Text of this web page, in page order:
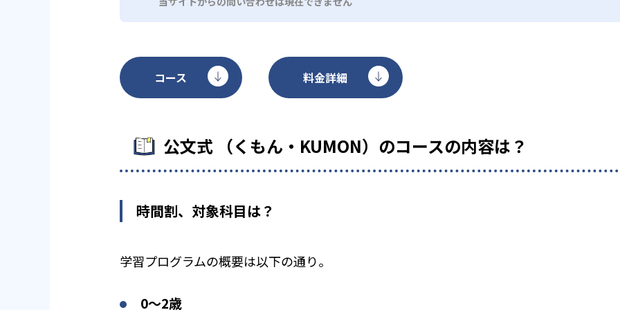
コース 料金詳細
公文式 （くもん・KUMON）のコースの内容は？
時間割、対象科目は？
学習プログラムの概要は以下の通り。
0〜2歳